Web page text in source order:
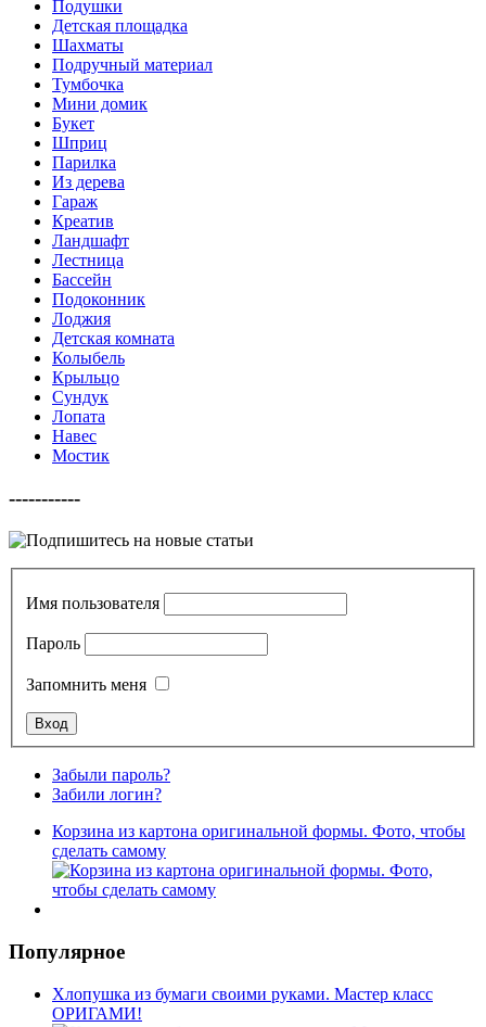
Подушки
Детская площадка
Шахматы
Подручный материал
Тумбочка
Мини домик
Букет
Шприц
Парилка
Из дерева
Гараж
Креатив
Ландшафт
Лестница
Бассейн
Подоконник
Лоджия
Детская комната
Колыбель
Крыльцо
Сундук
Лопата
Навес
Мостик
-----------
Имя пользователя
Пароль
Запомнить меня
Забыли пароль?
Забили логин?
Корзина из картона оригинальной формы. Фото, чтобы
сделать самому
Популярное
Хлопушка из бумаги своими руками. Мастер класс
ОРИГАМИ!